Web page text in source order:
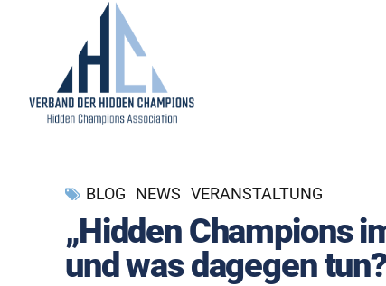
BLOG NEWS VERANSTALTUNG
„Hidden Champions
und was dagegen tun?